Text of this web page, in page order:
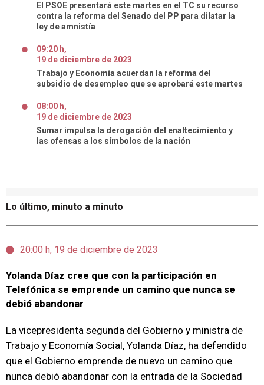
Lo último, minuto a minuto
20:00 h, 19 de diciembre de 2023
Yolanda Díaz cree que con la participación en
Telefónica se emprende un camino que nunca se
debió abandonar
La vicepresidenta segunda del Gobierno y ministra de
Trabajo y Economía Social, Yolanda Díaz, ha defendido
que el Gobierno emprende de nuevo un camino que
nunca debió abandonar con la entrada de la Sociedad
El PSOE presentará este martes en el TC su recurso
contra la reforma del Senado del PP para dilatar la
ley de amnistía
09:20 h,
19 de diciembre de 2023
Trabajo y Economía acuerdan la reforma del
subsidio de desempleo que se aprobará este martes
08:00 h,
19 de diciembre de 2023
Sumar impulsa la derogación del enaltecimiento y
las ofensas a los símbolos de la nación